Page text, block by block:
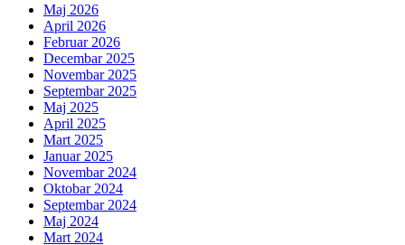
Maj 2026
April 2026
Februar 2026
Decembar 2025
Novembar 2025
Septembar 2025
Maj 2025
April 2025
Mart 2025
Januar 2025
Novembar 2024
Oktobar 2024
Septembar 2024
Maj 2024
Mart 2024